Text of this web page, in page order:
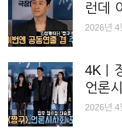
런데
2026년 4
4K｜
언론
2026년 4